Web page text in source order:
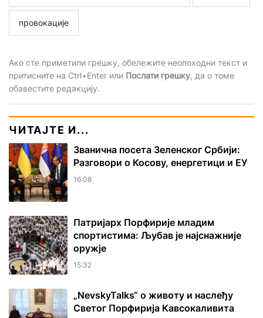
провокације
Ако сте приметили грешку, обележите неопоходни текст и
притисните на Ctrl+Enter или Послати грешку, да о томе
обавестите редакцију.
ЧИТАЈТЕ И...
Званична посета Зеленског Србији:
Разговори о Косову, енергетици и ЕУ
16:08
Патријарх Порфирије младим
спортистима: Љубав је најснажније
оружје
15:32
„NevskyTalks“ о животу и наслеђу
Светог Порфирија Кавсокаливита